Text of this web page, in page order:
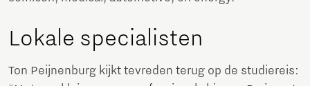
Lokale specialisten
Ton Peijnenburg kijkt tevreden terug op de studiereis: